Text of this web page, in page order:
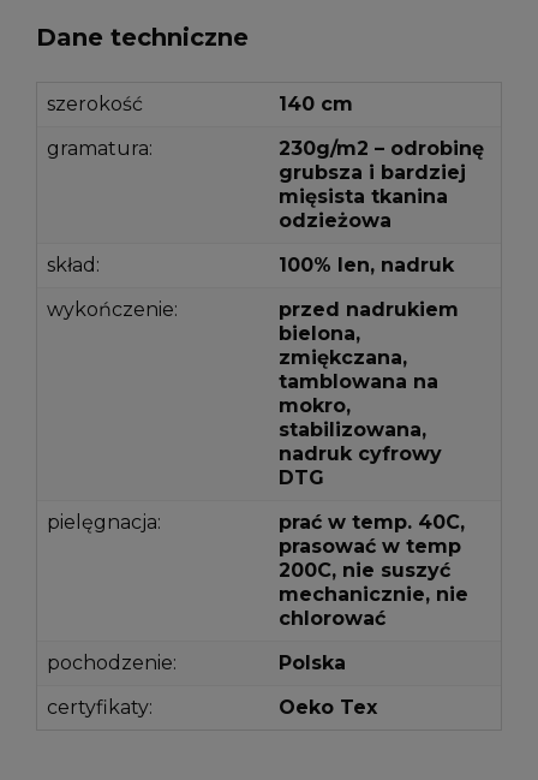
Dane techniczne
szerokość
140 cm
gramatura:
230g/m2 – odrobinę
grubsza i bardziej
mięsista tkanina
odzieżowa
skład:
100% len, nadruk
wykończenie:
przed nadrukiem
bielona,
zmiękczana,
tamblowana na
mokro,
stabilizowana,
nadruk cyfrowy
DTG
pielęgnacja:
prać w temp. 40C,
prasować w temp
200C, nie suszyć
mechanicznie, nie
chlorować
pochodzenie:
Polska
certyfikaty:
Oeko Tex